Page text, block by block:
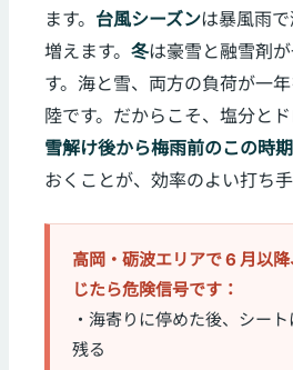
ます。 台風シーズンは暴風雨
増えます。冬は豪雪と融雪剤
す。海と雪、両方の負荷が一
陸です。だからこそ、塩分と
雪解け後から梅雨前のこの時期
おくことが、効率のよい打ち手
高岡・砺波エリアで 6 月以
じたら危険信号です：
・海寄りに停めた後、シー
残る